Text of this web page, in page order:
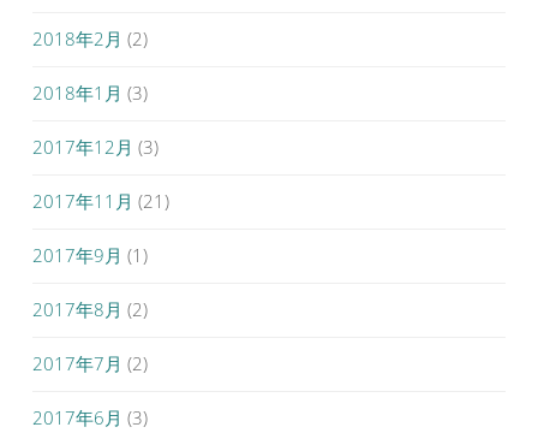
2018年2月 (2)
2018年1月 (3)
2017年12月 (3)
2017年11月 (21)
2017年9月 (1)
2017年8月 (2)
2017年7月 (2)
2017年6月 (3)